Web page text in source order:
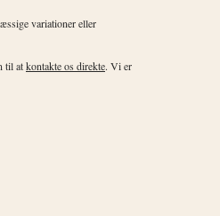
variationer eller
til atkontakte os direkte. Vi er